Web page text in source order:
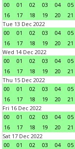
00
01 02 03 04 05
16
17 18 19 20 21
Tue 13 Dec 2022
00
01 02 03 04 05
16
17 18 19 20 21
Wed 14 Dec 2022
00
01 02 03 04 05
16
17 18 19 20 21
Thu 15 Dec 2022
00
01 02 03 04 05
16
17 18 19 20 21
Fri 16 Dec 2022
00
01 02 03 04 05
16
17 18 19 20 21
Sat 17 Dec 2022
00
01 02 03 04 05